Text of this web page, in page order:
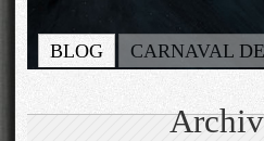
BLOG CARNAVAL